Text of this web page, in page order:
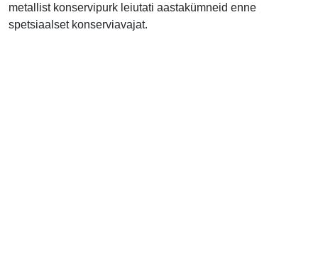
metallist konservipurk leiutati aastakümneid enne
spetsiaalset konserviavajat.